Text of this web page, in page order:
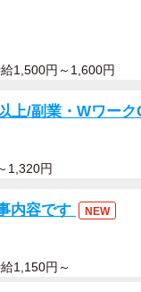
1,500円～1,600円
上/副業・Wワーク
1,320円
内容です NEW
1,150円～